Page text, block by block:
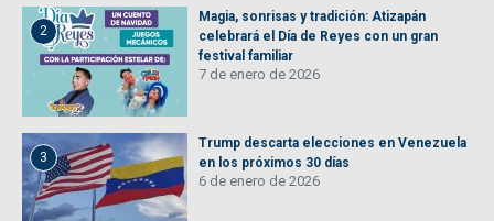
2
Magia, sonrisas y tradición: Atizapán
celebrará el Día de Reyes con un gran
festival familiar
7 de enero de 2026
3
Trump descarta elecciones en Venezuela
en los próximos 30 días
6 de enero de 2026